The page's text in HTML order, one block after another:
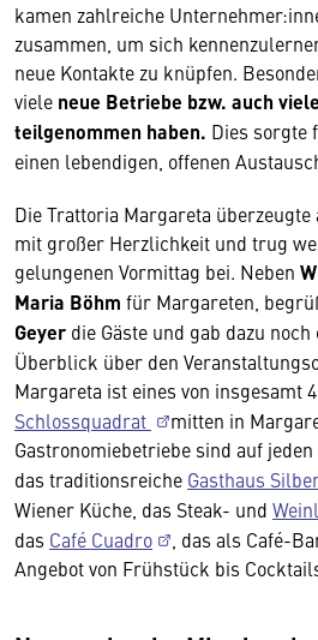
kamen zahlreiche
zusammen, um sich
neue Kontakte zu knüpfen.
viele neue Betriebe bzw. auch
teilgenommen haben. Dies sorgte
einen lebendigen, offenen
Die Trattoria Margareta
mit großer Herzlichkeit und trug
gelungenen Vormittag bei. Neben
Maria Böhm für Margareten,
Geyer die Gäste und gab dazu
Überblick über den
Margareta ist eines von insgesamt
Schlossquadrat
mitten in
Gastronomiebetriebe sind auf
das traditionsreiche Gasthaus
Wiener Küche, das Steak- und
das Café Cuadro
, das als Café-
Angebot von Frühstück bis